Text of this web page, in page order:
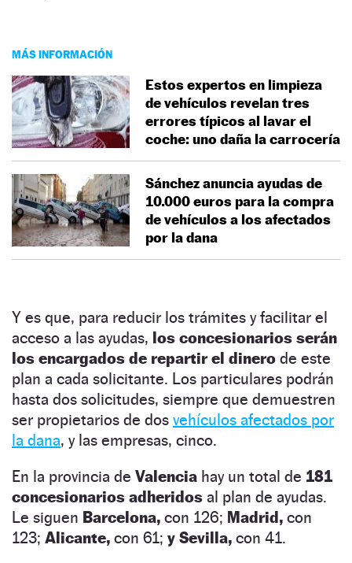
MÁS INFORMACIÓN
Estos expertos en limpieza
de vehículos revelan tres
errores típicos al lavar el
coche: uno daña la carrocería
Sánchez anuncia ayudas de
10.000 euros para la compra
de vehículos a los afectados
por la dana
Y es que, para reducir los trámites y facilitar el
acceso a las ayudas, los concesionarios serán
los encargados de repartir el dinero de este
plan a cada solicitante. Los particulares podrán
hasta dos solicitudes, siempre que demuestren
ser propietarios de dos vehículos afectados por
la dana, y las empresas, cinco.
En la provincia de Valencia hay un total de 181
concesionarios adheridos al plan de ayudas.
Le siguen Barcelona, con 126; Madrid, con
123; Alicante, con 61; y Sevilla, con 41.